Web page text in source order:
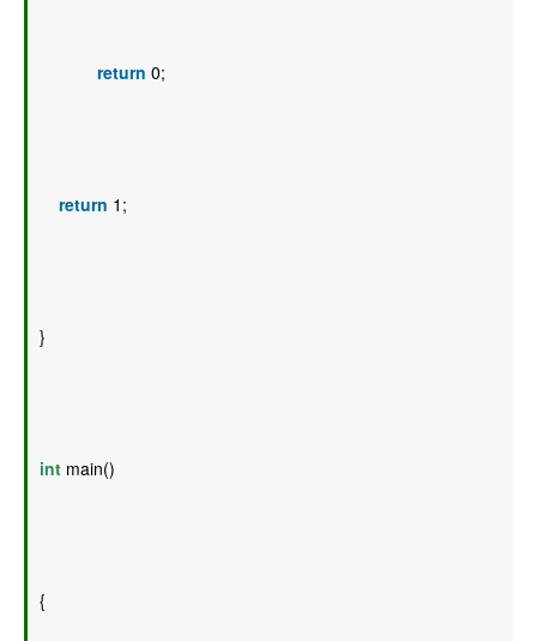
return 0;
return 1;
}
int main()
{